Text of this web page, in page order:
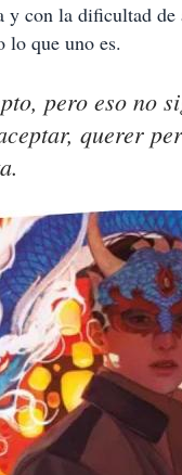
y con la dificultad de
lo que uno es.
pero eso no
querer